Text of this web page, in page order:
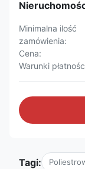
Minimalna ilość
zamówienia:
Cena:
Warunki
Tagi: